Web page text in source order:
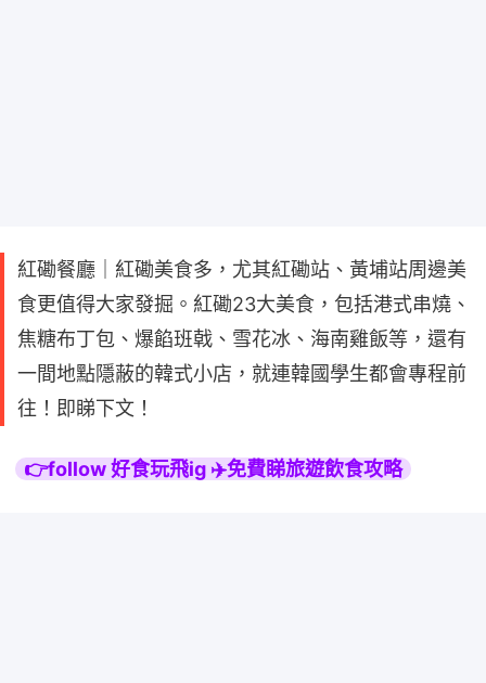
紅磡餐廳｜紅磡美食多，尤其紅磡站、黃埔站周邊美
食更值得大家發掘。紅磡23大美食，包括港式串燒、
焦糖布丁包、爆餡班戟、雪花冰、海南雞飯等，還有
一間地點隱蔽的韓式小店，就連韓國學生都會專程前
往！即睇下文！
👉follow 好食玩飛ig ✈️免費睇旅遊飲食攻略